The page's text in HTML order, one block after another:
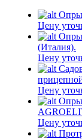
Цену
(Италия).
Цену
Цену
Цену